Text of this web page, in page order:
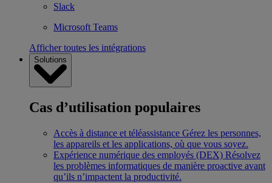
Slack
Microsoft Teams
Afficher toutes les intégrations
Solutions
Cas d’utilisation populaires
Accès à distance et téléassistance Gérez les personnes,
les appareils et les applications, où que vous soyez.
Expérience numérique des employés (DEX) Résolvez
les problèmes informatiques de manière proactive avant
qu’ils n’impactent la productivité.